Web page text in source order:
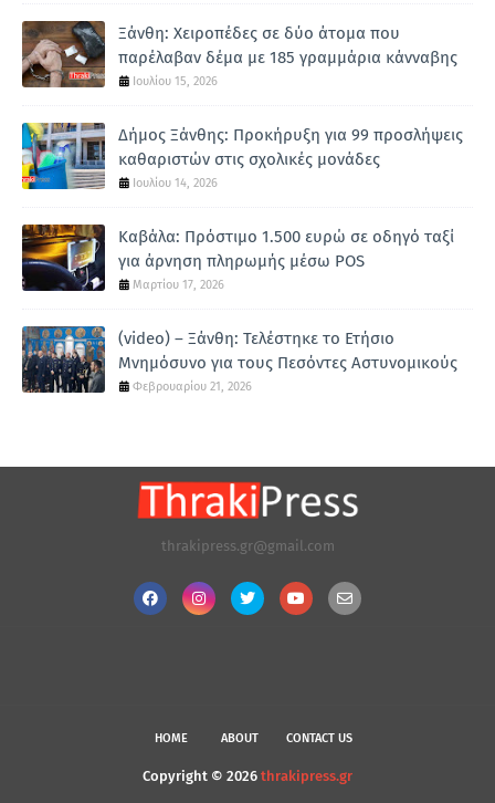
Ξάνθη: Χειροπέδες σε δύο άτομα που
παρέλαβαν δέμα με 185 γραμμάρια κάνναβης
Ιουλίου 15, 2026
Δήμος Ξάνθης: Προκήρυξη για 99 προσλήψεις
καθαριστών στις σχολικές μονάδες
Ιουλίου 14, 2026
Καβάλα: Πρόστιμο 1.500 ευρώ σε οδηγό ταξί
για άρνηση πληρωμής μέσω POS
Μαρτίου 17, 2026
(video) – Ξάνθη: Τελέστηκε το Ετήσιο
Μνημόσυνο για τους Πεσόντες Αστυνομικούς
Φεβρουαρίου 21, 2026
thrakipress.gr@gmail.com
HOME ABOUT CONTACT US
Copyright © 2026 thrakipress.gr